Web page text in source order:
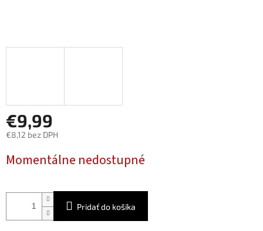
€9,99
€8,12 bez DPH
cena:
Momentálne nedostupné
Pridať do košíka